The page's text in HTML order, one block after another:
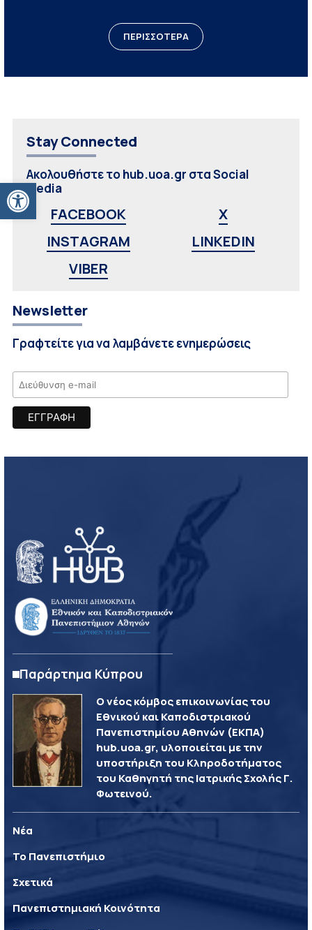
Ανοίξτε τη γραμμή εργαλείων
ΠΕΡΙΣΣΟΤΕΡΑ
Stay Connected
Ακολουθήστε το hub.uoa.gr στα Social
Media
FACEBOOK
X
INSTAGRAM
LINKEDIN
VIBER
Newsletter
Γραφτείτε για να λαμβάνετε ενημερώσεις
Παράρτημα Κύπρου
Ο νέος κόμβος επικοινωνίας του
Εθνικού και Καποδιστριακού
Πανεπιστημίου Αθηνών (ΕΚΠΑ)
hub.uoa.gr, υλοποιείται με την
υποστήριξη του Κληροδοτήματος
του Καθηγητή της Ιατρικής Σχολής Γ.
Φωτεινού.
Νέα
Το Πανεπιστήμιο
Σχετικά
Πανεπιστημιακή Κοινότητα